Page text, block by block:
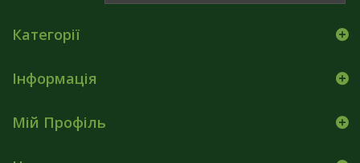
Категорії
Інформація
Мій Профіль